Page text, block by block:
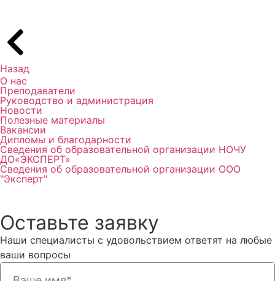
Назад
О нас
Преподаватели
Руководство и администрация
Новости
Полезные материалы
Вакансии
Дипломы и благодарности
Сведения об образовательной организации НОЧУ
ДО«ЭКСПЕРТ»
Сведения об образовательной организации ООО
"Эксперт"
Оставьте заявку
Наши специалисты с удовольствием ответят на любые
ваши вопросы